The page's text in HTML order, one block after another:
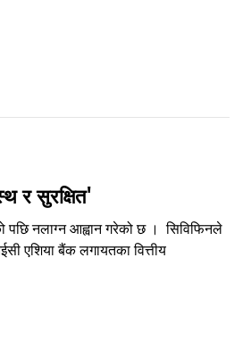
र सुरक्षित'
पछि नलाग्न आह्वान गरेको छ । सिविफिनले
एशिया बैंक लगायतका वित्तीय